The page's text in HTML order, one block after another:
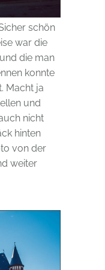
schön
war die
die man
konnte
Macht ja
und
nicht
hinten
von der
weiter